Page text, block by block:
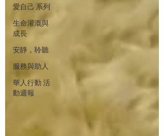
愛自己 系列
生命灌溉與
成長
安靜，聆聽
服務與助人
華人行動 活
動週報